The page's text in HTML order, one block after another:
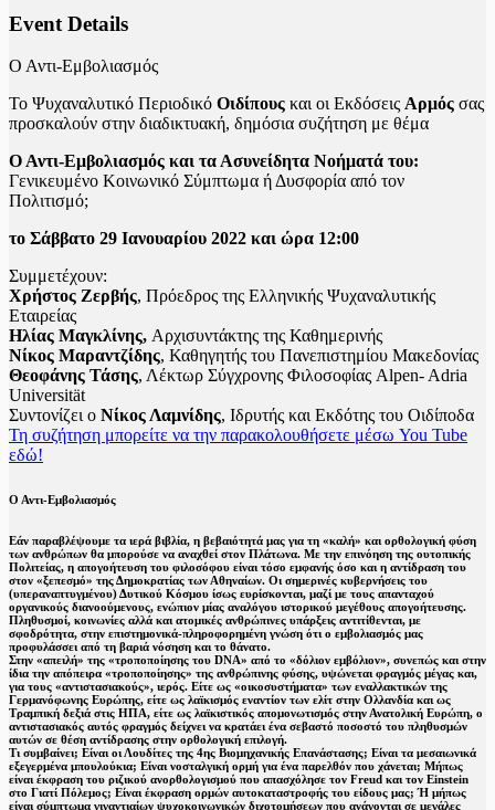
Event Details
Ο Αντι-Εμβολιασμός
Το Ψυχαναλυτικό Περιοδικό Οιδίπους και οι Εκδόσεις Αρμός σας
προσκαλούν στην διαδικτυακή, δημόσια συζήτηση με θέμα
Ο Αντι-Εμβολιασμός και τα Ασυνείδητα Νοήματά του:
Γενικευμένο Κοινωνικό Σύμπτωμα ή Δυσφορία από τον
Πολιτισμό;
το Σάββατο 29 Ιανουαρίου 2022 και ώρα 12:00
Συμμετέχουν:
Χρήστος Ζερβής, Πρόεδρος της Ελληνικής Ψυχαναλυτικής
Εταιρείας
Ηλίας Μαγκλίνης, Αρχισυντάκτης της Καθημερινής
Νίκος Μαραντζίδης, Καθηγητής του Πανεπιστημίου Μακεδονίας
Θεοφάνης Τάσης, Λέκτωρ Σύγχρονης Φιλοσοφίας Alpen- Adria
Universität
Συντονίζει ο Νίκος Λαμνίδης, Ιδρυτής και Εκδότης του Οιδίποδα
Τη συζήτηση μπορείτε να την παρακολουθήσετε μέσω You Tube
εδώ!
Ο Αντι-Εμβολιασμός
Εάν παραβλέψουμε τα ιερά βιβλία, η βεβαιότητά μας για τη «καλή» και ορθολογική φύση
των ανθρώπων θα μπορούσε να αναχθεί στον Πλάτωνα. Με την επινόηση της ουτοπικής
Πολιτείας, η απογοήτευση του φιλοσόφου είναι τόσο εμφανής όσο και η αντίδραση του
στον «ξεπεσμό» της Δημοκρατίας των Αθηναίων. Οι σημερινές κυβερνήσεις του
(υπεραναπτυγμένου) Δυτικού Κόσμου ίσως ευρίσκονται, μαζί με τους απανταχού
οργανικούς διανοούμενους, ενώπιον μίας αναλόγου ιστορικού μεγέθους απογοήτευσης.
Πληθυσμοί, κοινωνίες αλλά και ατομικές ανθρώπινες υπάρξεις αντιτίθενται, με
σφοδρότητα, στην επιστημονικά-πληροφορημένη γνώση ότι ο εμβολιασμός μας
προφυλάσσει από τη βαριά νόσηση και το θάνατο.
Στην «απειλή» της «τροποποίησης του DNA» από το «δόλιον εμβόλιον», συνεπώς και στην
ίδια την απόπειρα «τροποποίησης» της ανθρώπινης φύσης, υψώνεται φραγμός μέγας και,
για τους «αντιστασιακούς», ιερός. Είτε ως «οικοσυστήματα» των εναλλακτικών της
Γερμανόφωνης Ευρώπης, είτε ως λαϊκισμός εναντίον των ελίτ στην Ολλανδία και ως
Τραμπική δεξιά στις ΗΠΑ, είτε ως λαϊκιστικός απομονωτισμός στην Ανατολική Ευρώπη, ο
αντιστασιακός αυτός φραγμός δείχνει να κρατάει ένα σεβαστό ποσοστό του πληθυσμών
αυτών σε θέση αντίδρασης στην ορθολογική επιλογή.
Τι συμβαίνει; Είναι οι Λουδίτες της 4ης Βιομηχανικής Επανάστασης; Είναι τα μεσαιωνικά
εξεγερμένα μπουλούκια; Είναι νοσταλγική ορμή για ένα παρελθόν που χάνεται; Μήπως
είναι έκφραση του ριζικού ανορθολογισμού που απασχόλησε τον Freud και τον Einstein
στο Γιατί Πόλεμος; Είναι έκφραση ορμών αυτοκαταστροφής του είδους μας; Ή μήπως
είναι σύμπτωμα γιγαντιαίων ψυχοκοινωνικών διχοτομήσεων που ανάγονται σε μεγάλες